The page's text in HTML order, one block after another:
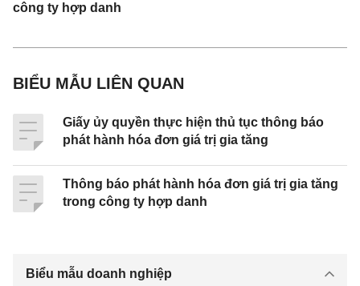
toán:.......................................Số tài
khoản……………………………………………….
S
T
T
hóa, dịch
vụ
n vị
tính
lư
ợn
n
tiền
công ty hợp danh
BIỂU MẪU LIÊN QUAN
Giấy ủy quyền thực hiện thủ tục thông báo
phát hành hóa đơn giá trị gia tăng
Thông báo phát hành hóa đơn giá trị gia tăng
trong công ty hợp danh
Biểu mẫu doanh nghiệp